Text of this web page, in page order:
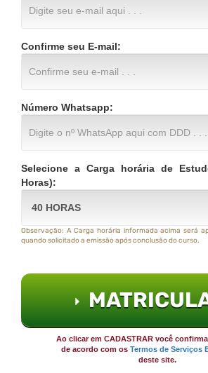
Confirme seu E-mail:
Número Whatsapp:
Selecione a Carga horária de
Horas):
Observação: A Carga horária informada acima será
quando solicitado a emissão após conclusão do curso.
Ao clicar em CADASTRAR você
de acordo com os Termos de Serviços
deste site.